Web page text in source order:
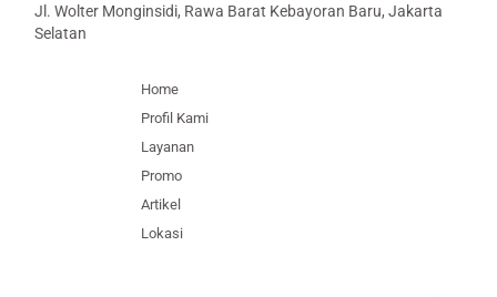
Jl. Wolter Monginsidi, Rawa Barat Kebayoran Baru, Jakarta
Selatan
Home
Profil Kami
Layanan
Promo
Artikel
Lokasi